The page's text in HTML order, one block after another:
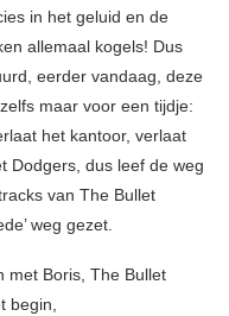
in het geluid en de
allemaal kogels! Dus
eerder vandaag, deze
maar voor een tijdje:
het kantoor, verlaat
Dodgers, dus leef de weg
van The Bullet
weg gezet.
met Boris, The Bullet
begin,